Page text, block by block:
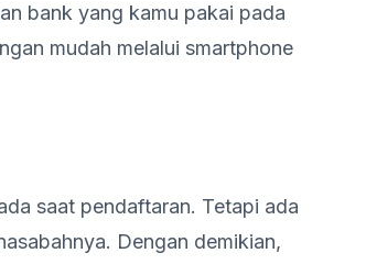
bank yang kamu pakai pada
mudah melalui smartphone
saat pendaftaran. Tetapi ada
Dengan demikian,